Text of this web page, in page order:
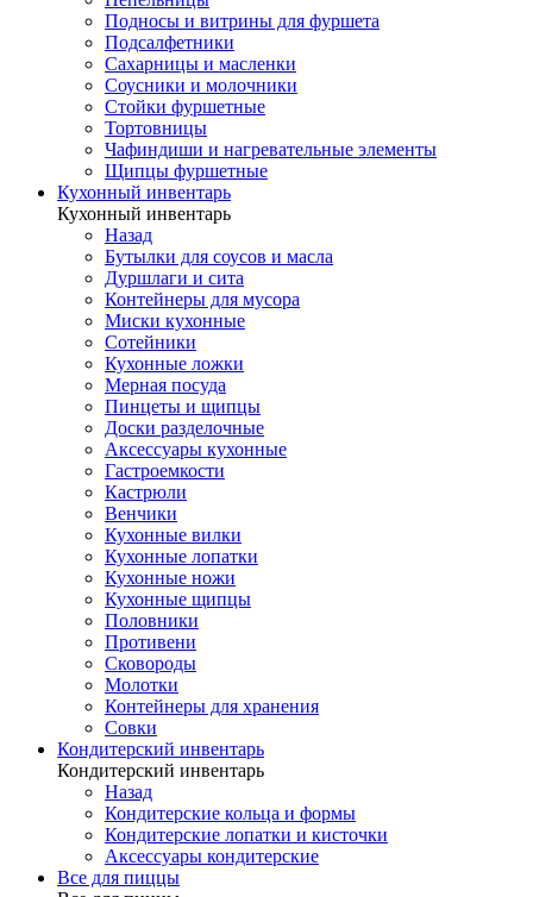
Подносы и витрины для фуршета
Подсалфетники
Сахарницы и масленки
Соусники и молочники
Стойки фуршетные
Тортовницы
Чафиндиши и нагревательные элементы
Щипцы фуршетные
Кухонный инвентарь
Кухонный инвентарь
Назад
Бутылки для соусов и масла
Дуршлаги и сита
Контейнеры для мусора
Миски кухонные
Сотейники
Кухонные ложки
Мерная посуда
Пинцеты и щипцы
Доски разделочные
Аксессуары кухонные
Гастроемкости
Кастрюли
Венчики
Кухонные вилки
Кухонные лопатки
Кухонные ножи
Кухонные щипцы
Половники
Противени
Сковороды
Молотки
Контейнеры для хранения
Совки
Кондитерский инвентарь
Кондитерский инвентарь
Назад
Кондитерские кольца и формы
Кондитерские лопатки и кисточки
Аксессуары кондитерские
Все для пиццы